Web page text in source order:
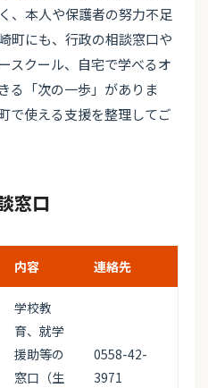
、本人や保護者の努力不足
町にも、行政の相談窓口や
スクール、自宅で学べるオ
る「次の一歩」がありま
で使える支援を整理してご
窓口
内容 連絡先
学校教
育、就学
援助等の
窓口（生
0558-42-
3971